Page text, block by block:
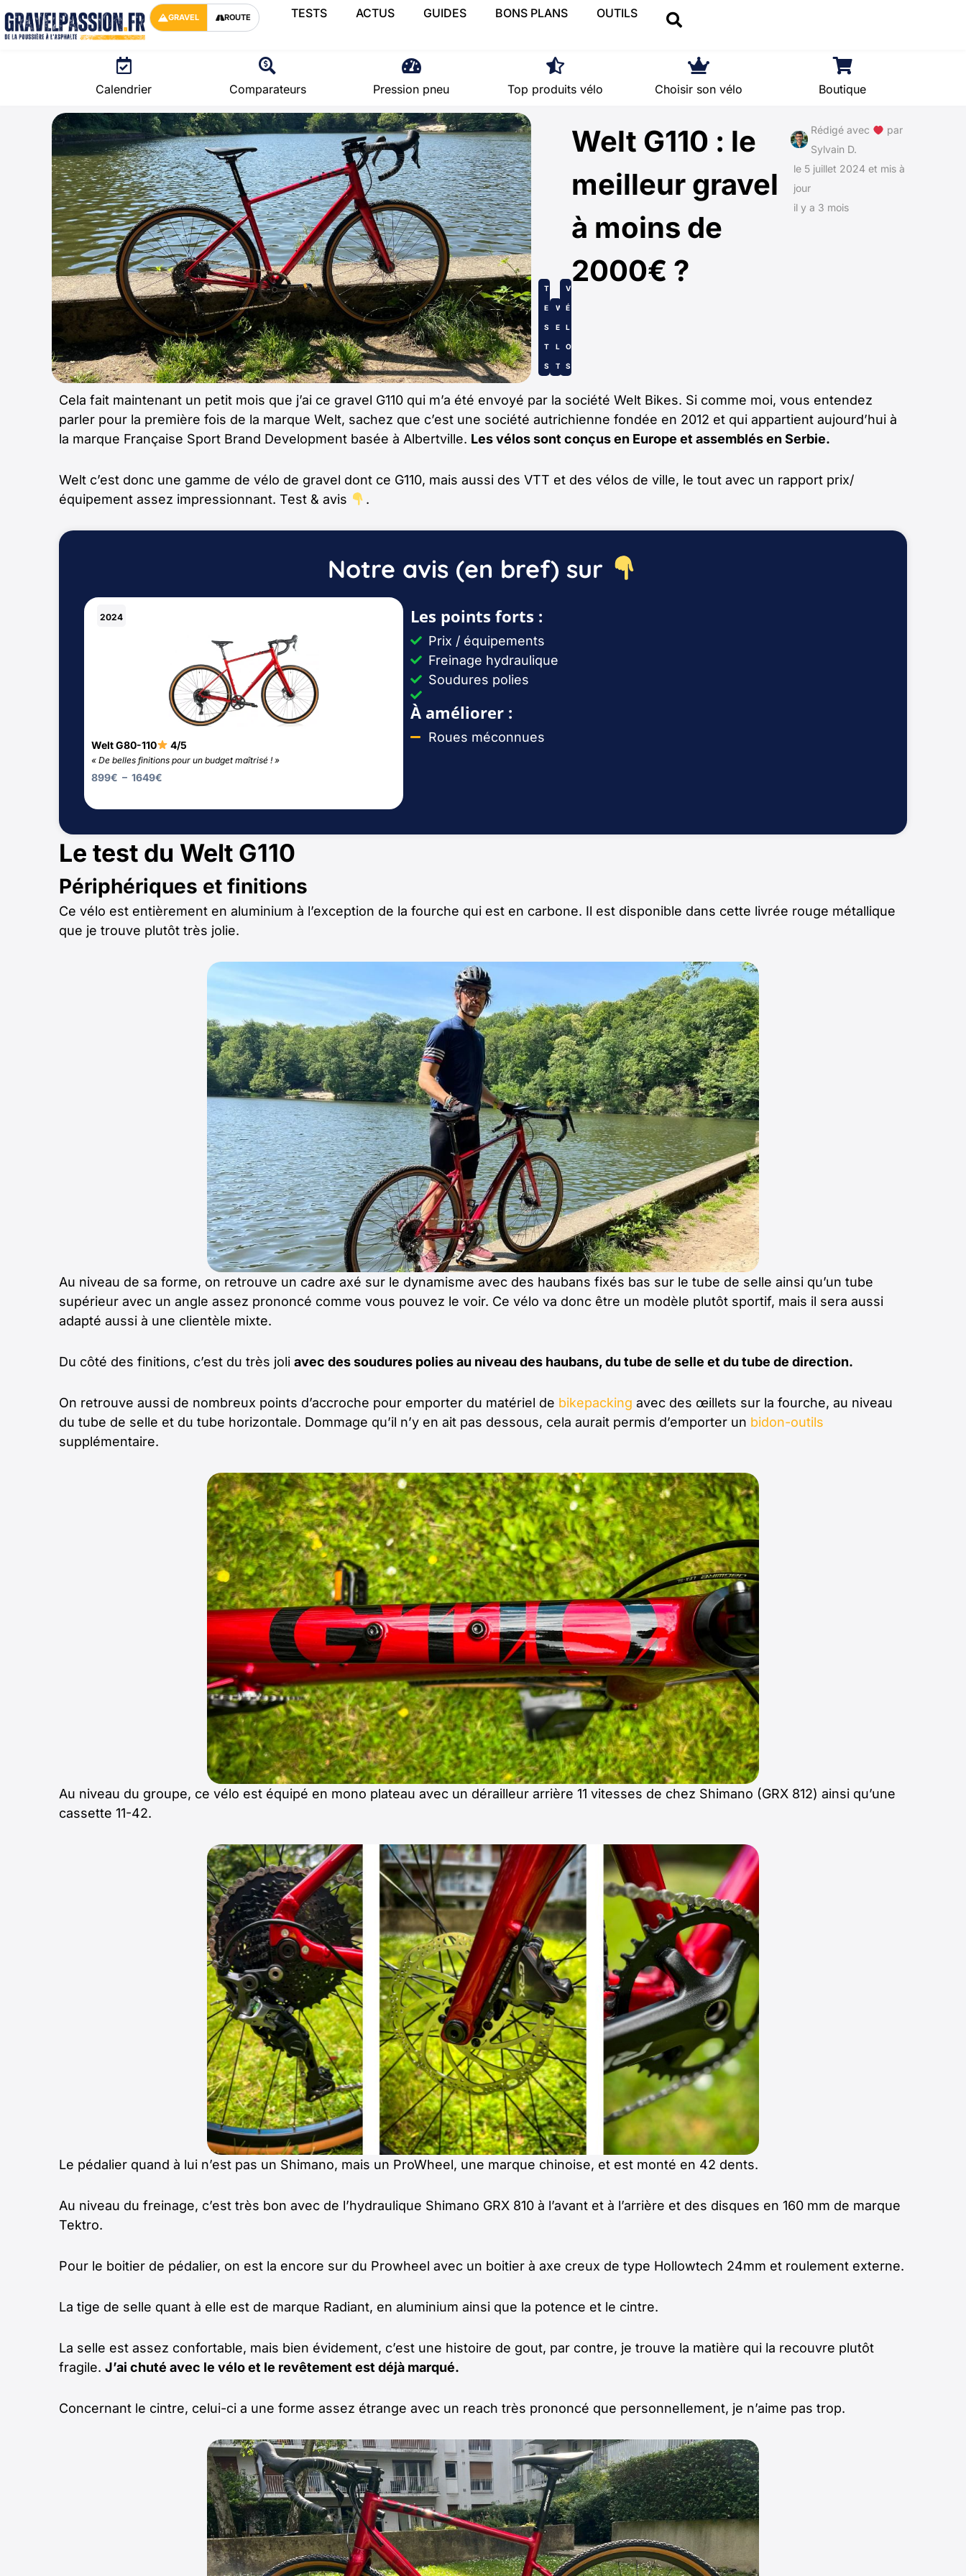
GRAVEL ROUTE TESTS ACTUS GUIDES BONS PLANS OUTILS
Calendrier Comparateurs Pression pneu Top produits vélo Choisir son vélo Boutique
T
E
S
T
S
W
E
L
T
V
É
L
O
S
Welt G110 : le
meilleur gravel
à moins de
2000€ ?
Rédigé avec
par
Sylvain D.
le 5 juillet 2024 et mis à
jour
il y a 3 mois
Cela fait maintenant un petit mois que j’ai ce gravel G110 qui m’a été envoyé par la société Welt Bikes. Si comme moi, vous entendez
parler pour la première fois de la marque Welt, sachez que c’est une société autrichienne fondée en 2012 et qui appartient aujourd’hui à
la marque Française Sport Brand Development basée à Albertville. Les vélos sont conçus en Europe et assemblés en Serbie.
Welt c’est donc une gamme de vélo de gravel dont ce G110, mais aussi des VTT et des vélos de ville, le tout avec un rapport prix/
équipement assez impressionnant. Test & avis
.
Notre avis (en bref) sur
2024
Welt G80-110 4/5
« De belles finitions pour un budget maîtrisé ! »
899€ – 1649€
Les points forts :
Prix / équipements
Freinage hydraulique
Soudures polies
À améliorer :
Roues méconnues
Le test du Welt G110
Périphériques et finitions
Ce vélo est entièrement en aluminium à l’exception de la fourche qui est en carbone. Il est disponible dans cette livrée rouge métallique
que je trouve plutôt très jolie.
Au niveau de sa forme, on retrouve un cadre axé sur le dynamisme avec des haubans fixés bas sur le tube de selle ainsi qu’un tube
supérieur avec un angle assez prononcé comme vous pouvez le voir. Ce vélo va donc être un modèle plutôt sportif, mais il sera aussi
adapté aussi à une clientèle mixte.
Du côté des finitions, c’est du très joli avec des soudures polies au niveau des haubans, du tube de selle et du tube de direction.
On retrouve aussi de nombreux points d’accroche pour emporter du matériel de bikepacking avec des œillets sur la fourche, au niveau
du tube de selle et du tube horizontale. Dommage qu’il n’y en ait pas dessous, cela aurait permis d’emporter un bidon-outils
supplémentaire.
Au niveau du groupe, ce vélo est équipé en mono plateau avec un dérailleur arrière 11 vitesses de chez Shimano (GRX 812) ainsi qu’une
cassette 11-42.
Le pédalier quand à lui n’est pas un Shimano, mais un ProWheel, une marque chinoise, et est monté en 42 dents.
Au niveau du freinage, c’est très bon avec de l’hydraulique Shimano GRX 810 à l’avant et à l’arrière et des disques en 160 mm de marque
Tektro.
Pour le boitier de pédalier, on est la encore sur du Prowheel avec un boitier à axe creux de type Hollowtech 24mm et roulement externe.
La tige de selle quant à elle est de marque Radiant, en aluminium ainsi que la potence et le cintre.
La selle est assez confortable, mais bien évidement, c’est une histoire de gout, par contre, je trouve la matière qui la recouvre plutôt
fragile. J’ai chuté avec le vélo et le revêtement est déjà marqué.
Concernant le cintre, celui-ci a une forme assez étrange avec un reach très prononcé que personnellement, je n’aime pas trop.